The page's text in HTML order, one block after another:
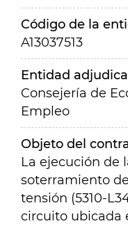
Código de la
A13037513
Entidad
Consejería de
Empleo
Objeto del
La ejecución de
soterramiento
tensión (5310-
circuito ubicada